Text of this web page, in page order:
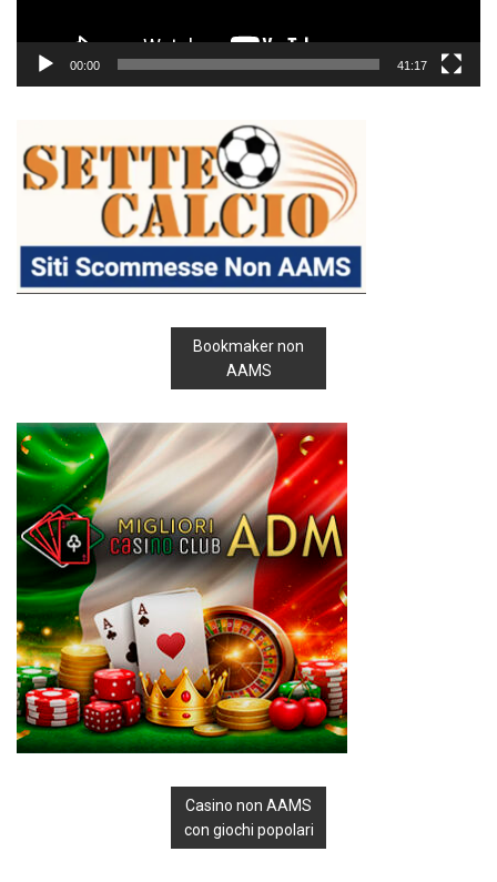
00:00 41:17
Bookmaker non
AAMS
Casino non AAMS
con giochi popolari